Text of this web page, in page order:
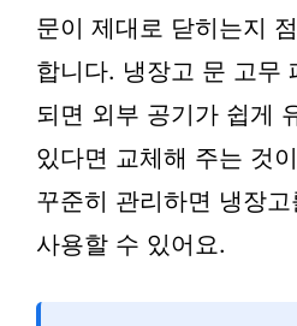
문이 제대로 닫히는지
합니다. 냉장고 문 고무
되면 외부 공기가 쉽게
있다면 교체해 주는 것
꾸준히 관리하면 냉장
사용할 수 있어요.